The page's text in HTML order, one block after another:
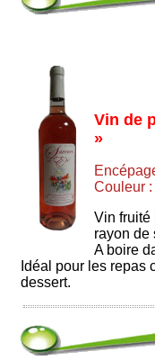
Vin de
»
Couleur :
Vin fruité
rayon de
A boire
Idéal pour les repas
dessert.